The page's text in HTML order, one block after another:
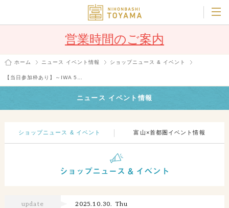
営業時間のご案内
ホーム ニュース イベント情報 ショップニュース & イベント
【当日参加枠あり】～IWA 5…
ニュース イベント情報
ショップニュース & イベント 富山×首都圏イベント情報
update 2025.10.30. Thu